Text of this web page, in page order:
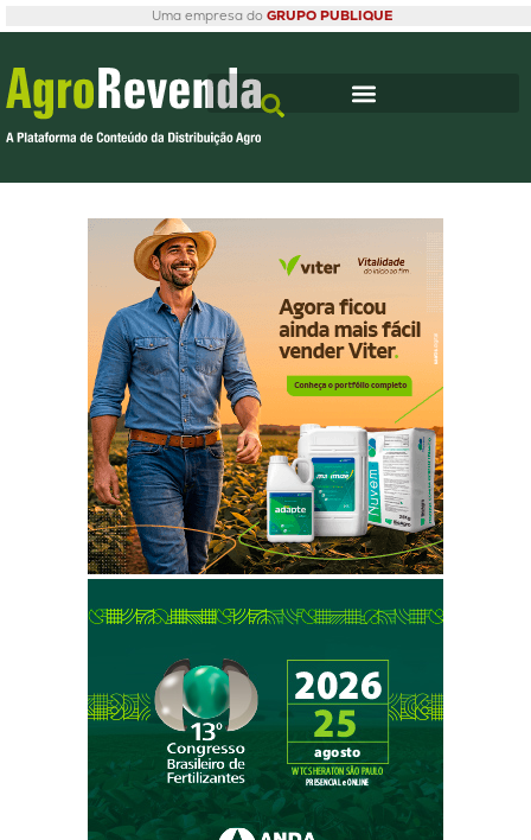
Uma empresa do GRUPO PUBLIQUE